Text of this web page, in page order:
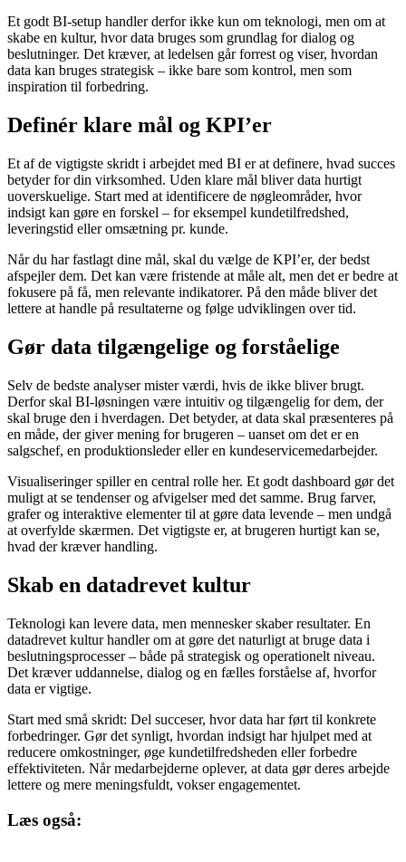
Et godt BI-setup handler derfor ikke kun om teknologi, men om at
skabe en kultur, hvor data bruges som grundlag for dialog og
beslutninger. Det kræver, at ledelsen går forrest og viser, hvordan
data kan bruges strategisk – ikke bare som kontrol, men som
inspiration til forbedring.
Definér klare mål og KPI’er
Et af de vigtigste skridt i arbejdet med BI er at definere, hvad succes
betyder for din virksomhed. Uden klare mål bliver data hurtigt
uoverskuelige. Start med at identificere de nøgleområder, hvor
indsigt kan gøre en forskel – for eksempel kundetilfredshed,
leveringstid eller omsætning pr. kunde.
Når du har fastlagt dine mål, skal du vælge de KPI’er, der bedst
afspejler dem. Det kan være fristende at måle alt, men det er bedre at
fokusere på få, men relevante indikatorer. På den måde bliver det
lettere at handle på resultaterne og følge udviklingen over tid.
Gør data tilgængelige og forståelige
Selv de bedste analyser mister værdi, hvis de ikke bliver brugt.
Derfor skal BI-løsningen være intuitiv og tilgængelig for dem, der
skal bruge den i hverdagen. Det betyder, at data skal præsenteres på
en måde, der giver mening for brugeren – uanset om det er en
salgschef, en produktionsleder eller en kundeservicemedarbejder.
Visualiseringer spiller en central rolle her. Et godt dashboard gør det
muligt at se tendenser og afvigelser med det samme. Brug farver,
grafer og interaktive elementer til at gøre data levende – men undgå
at overfylde skærmen. Det vigtigste er, at brugeren hurtigt kan se,
hvad der kræver handling.
Skab en datadrevet kultur
Teknologi kan levere data, men mennesker skaber resultater. En
datadrevet kultur handler om at gøre det naturligt at bruge data i
beslutningsprocesser – både på strategisk og operationelt niveau.
Det kræver uddannelse, dialog og en fælles forståelse af, hvorfor
data er vigtige.
Start med små skridt: Del succeser, hvor data har ført til konkrete
forbedringer. Gør det synligt, hvordan indsigt har hjulpet med at
reducere omkostninger, øge kundetilfredsheden eller forbedre
effektiviteten. Når medarbejderne oplever, at data gør deres arbejde
lettere og mere meningsfuldt, vokser engagementet.
Læs også: